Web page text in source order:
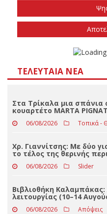
Το
Την
Δεν
ΤΕΛΕΥΤΑΊΑ ΝΈΑ
Στα Τρίκαλα μια σπάνια
κουαρτέτο MARTA
06/08/2026 Τοπικά -
Χρ. Γιαννίτσης: Με δύο
το τέλος της θερινής
06/08/2026 Slider